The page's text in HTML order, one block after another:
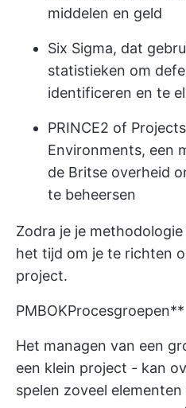
middelen en geld
Six Sigma, dat
statistieken om
identificeren en te
PRINCE2 of
Environments, een
de Britse overheid
te beheersen
Zodra je je
het tijd om je te richten
project.
PMBOKProcesgroepen**
Het managen van een
een klein project - kan
spelen zoveel